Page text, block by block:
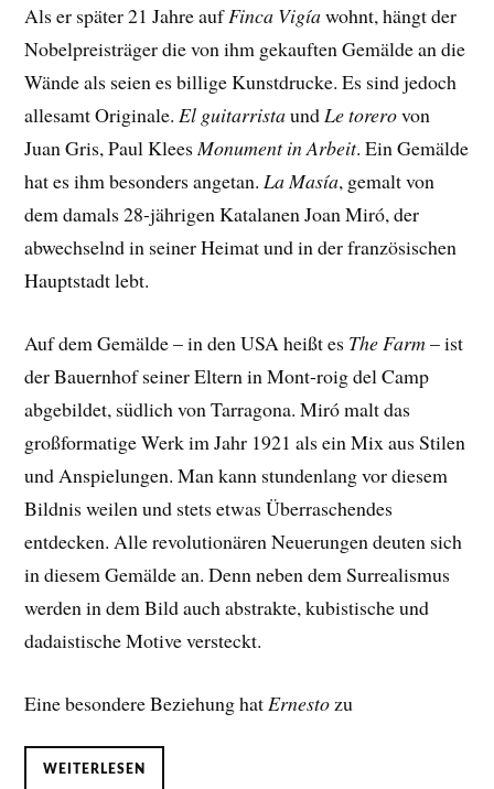
Als er später 21 Jahre aufFinca Vigíawohnt, hängt der
Nobelpreisträger die von ihm gekauften Gemälde an die
Wände als seien es billige Kunstdrucke. Es sind jedoch
allesamt Originale.El guitarristaundLe torerovon
Juan Gris, Paul KleesMonument in Arbeit. Ein Gemälde
hat es ihm besonders angetan.La Masía, gemalt von
dem damals 28-jährigen Katalanen Joan Miró, der
abwechselnd in seiner Heimat und in der französischen
Hauptstadt lebt.
Auf dem Gemälde – in den USA heißt es The Farm– ist
der Bauernhof seiner Eltern in Mont-roig del Camp
abgebildet, südlich von Tarragona. Miró malt das
großformatige Werk im Jahr 1921 als ein Mix aus Stilen
und Anspielungen. Man kann stundenlang vor diesem
Bildnis weilen und stets etwas Überraschendes
entdecken. Alle revolutionären Neuerungen deuten sich
in diesem Gemälde an. Denn neben dem Surrealismus
werden in dem Bild auch abstrakte, kubistische und
dadaistische Motive versteckt.
Eine besondere Beziehung hatErnestozu
WEITERLESEN